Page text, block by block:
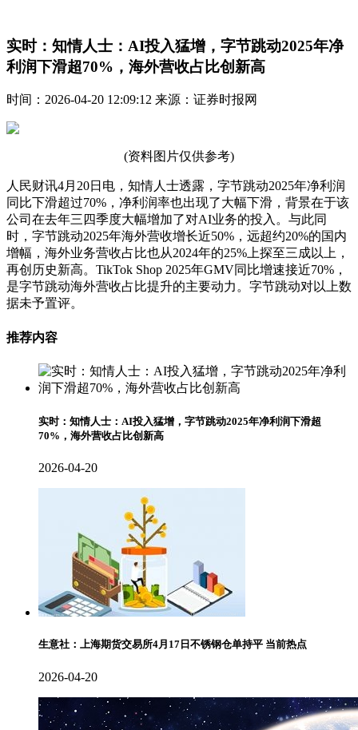
实时：知情人士：AI投入猛增，字节跳动2025年净
利润下滑超70%，海外营收占比创新高
时间：2026-04-20 12:09:12 来源：证券时报网
(资料图片仅供参考)
人民财讯4月20日电，知情人士透露，字节跳动2025年净利润
同比下滑超过70%，净利润率也出现了大幅下滑，背景在于该
公司在去年三四季度大幅增加了对AI业务的投入。与此同
时，字节跳动2025年海外营收增长近50%，远超约20%的国内
增幅，海外业务营收占比也从2024年的25%上探至三成以上，
再创历史新高。TikTok Shop 2025年GMV同比增速接近70%，
是字节跳动海外营收占比提升的主要动力。字节跳动对以上数
据未予置评。
推荐内容
实时：知情人士：AI投入猛增，字节跳动2025年净利润下滑超
70%，海外营收占比创新高
2026-04-20
生意社：上海期货交易所4月17日不锈钢仓单持平 当前热点
2026-04-20